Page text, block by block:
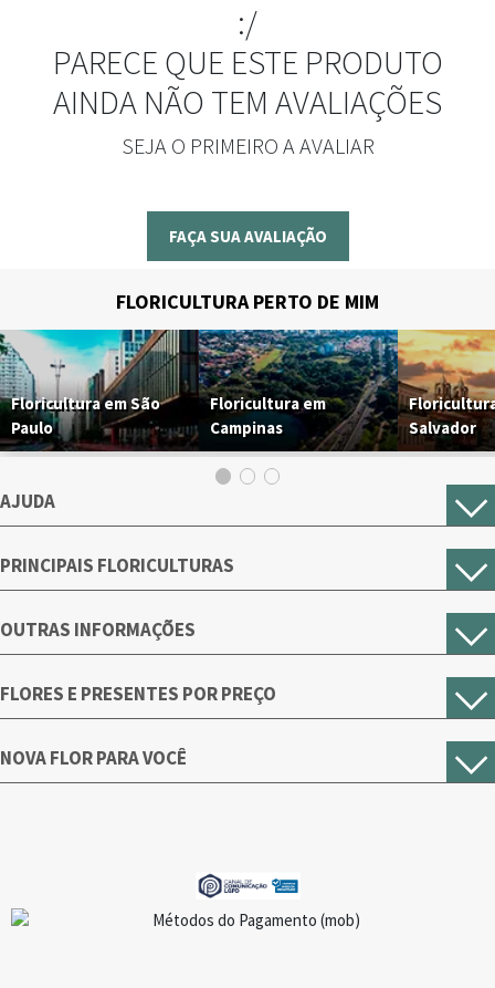
:/
PARECE QUE ESTE PRODUTO
AINDA NÃO TEM AVALIAÇÕES
SEJA O PRIMEIRO A AVALIAR
FAÇA SUA AVALIAÇÃO
FLORICULTURA PERTO DE MIM
Floricultura em São
Paulo
Floricultura em
Campinas
Salvador
AJUDA
PRINCIPAIS FLORICULTURAS
OUTRAS INFORMAÇÕES
FLORES E PRESENTES POR PREÇO
NOVA FLOR PARA VOCÊ